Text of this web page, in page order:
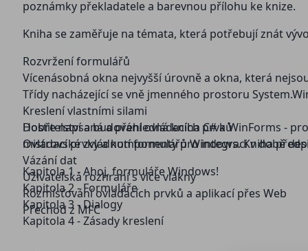
poznámky překladatele a barevnou přílohu ke knize.
Kniha se zaměřuje na témata, která potřebují znát
Rozvržení formulářů
Vícenásobná okna nejvyšší úrovně a okna, která
Třídy nacházející se vně jmenného prostoru
Kreslení vlastními silami
Hostitelství a budování ovládacích prvků
Ovládací prvky a komponenty pro integraci v době
Vázání dat
Uživatelská rozhraní s více vlákny
Rozmisťování ovládacích prvků a aplikací přes Web
Přechod z MFC
Dobře napsaná a přehledná kniha C# a WinForms -
mistrovské zvládnutí formulářů Windows. Kniha
Kapitola 1 - Ahoj, formuláře Windows!
Kapitola 2 - Formuláře
Kapitola 3 - Dialogy
Kapitola 4 - Zásady kreslení